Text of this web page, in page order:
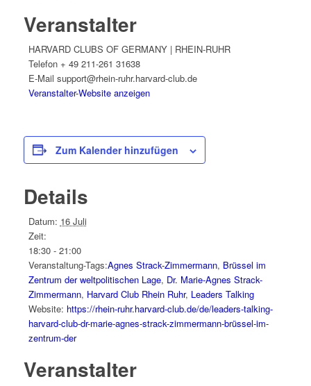
Veranstalter
HARVARD CLUBS OF GERMANY | RHEIN-RUHR
Telefon + 49 211-261 31638
E-Mail support@rhein-ruhr.harvard-club.de
Veranstalter-Website anzeigen
Zum Kalender hinzufügen
Details
Datum: 16 Juli
Zeit:
18:30 - 21:00
Veranstaltung-Tags:Agnes Strack-Zimmermann, Brüssel im
Zentrum der weltpolitischen Lage, Dr. Marie-Agnes Strack-
Zimmermann, Harvard Club Rhein Ruhr, Leaders Talking
Website: https://rhein-ruhr.harvard-club.de/de/leaders-talking-
harvard-club-dr-marie-agnes-strack-zimmermann-brüssel-im-
zentrum-der
Veranstalter